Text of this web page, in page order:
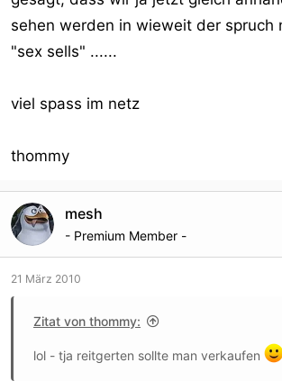
sehen werden in wieweit der spruch
"sex sells" ......
viel spass im netz
thommy
mesh
- Premium Member -
21 März 2010
Zitat von thommy:
lol - tja reitgerten sollte man verkaufen